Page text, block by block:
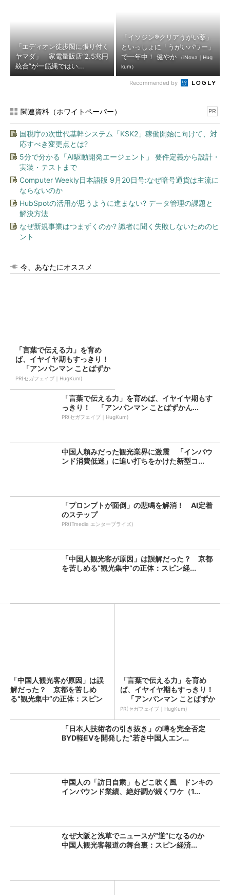
「エディオン徒歩圏に張り付く
ヤマダ」 家電量販店“2.5兆円
統合”が一筋縄ではい...
「イソジン®クリアうがい薬」
といっしょに「うがいパワー」
で一年中！ 健やか
（iNova｜Hug
kum）
Recommended by
関連資料（ホワイトペーパー） PR
国税庁の次世代基幹システム「KSK2」稼働開始に向けて、対
応すべき変更点とは?
5分で分かる「AI駆動開発エージェント」 要件定義から設計・
実装・テストまで
Computer Weekly日本語版 9月20日号:なぜ暗号通貨は主流に
ならないのか
HubSpotの活用が思うように進まない? データ管理の課題と
解決方法
なぜ新規事業はつまずくのか? 識者に聞く失敗しないためのヒ
ント
今、あなたにオススメ
「言葉で伝える力」を育め
ば、イヤイヤ期もすっきり！
「アンパンマン ことばずか
ん...
PR(セガフェイブ｜HugKum)
「言葉で伝える力」を育めば、イヤイヤ期もす
っきり！ 「アンパンマン ことばずかん...
PR(セガフェイブ｜HugKum)
中国人頼みだった観光業界に激震 「インバウ
ンド消費低迷」に追い打ちをかけた新型コ...
「プロンプトが面倒」の悲鳴を解消！ AI定着
のステップ
PR(ITmedia エンタープライズ)
「中国人観光客が原因」は誤解だった？ 京都
を苦しめる“観光集中”の正体：スピン経...
「中国人観光客が原因」は誤
解だった？ 京都を苦しめ
る“観光集中”の正体：スピン
「言葉で伝える力」を育め
ば、イヤイヤ期もすっきり！
「アンパンマン ことばずか
ん...
PR(セガフェイブ｜HugKum)
「日本人技術者の引き抜き」の噂を完全否定
BYD軽EVを開発した“若き中国人エン...
中国人の「訪日自粛」もどこ吹く風 ドンキの
インバウンド業績、絶好調が続くワケ（1...
なぜ大阪と浅草でニュースが“逆”になるのか
中国人観光客報道の舞台裏：スピン経済...